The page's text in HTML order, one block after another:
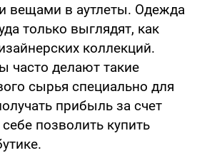
вещами в аутлеты. Одежда
только выглядят, как
коллекций.
часто делают такие
сырья специально для
прибыль за счет
позволить купить